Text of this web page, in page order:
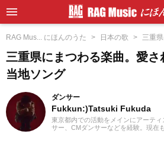
RAG Mus... にほんのうた 日本の歌 三重
三重県にまつわる楽曲。愛
当地ソング
ダンサー
Fukkun:)Tatsuki Fukuda
東京都内での活動をメインにアーテ
サー、CMダンサーなどを経験。現在